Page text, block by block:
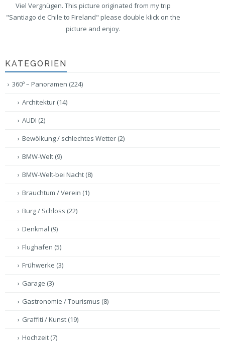
Viel Vergnügen. This picture originated from my trip
"Santiago de Chile to Fireland" please double klick on the
picture and enjoy.
KATEGORIEN
360º – Panoramen (224)
Architektur (14)
AUDI (2)
Bewölkung / schlechtes Wetter (2)
BMW-Welt (9)
BMW-Welt-bei Nacht (8)
Brauchtum / Verein (1)
Burg / Schloss (22)
Denkmal (9)
Flughafen (5)
Frühwerke (3)
Garage (3)
Gastronomie / Tourismus (8)
Graffiti / Kunst (19)
Hochzeit (7)